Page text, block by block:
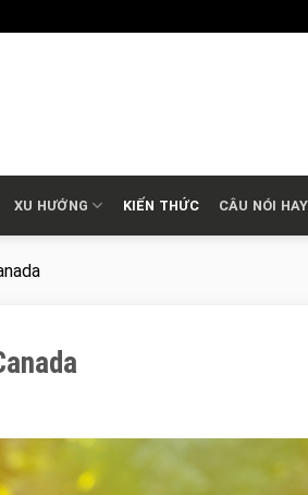
XU HƯỚNG KIẾN THỨC CÂU NÓI HAY